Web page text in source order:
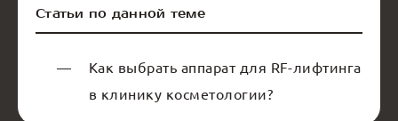
Статьи по данной теме
Как выбрать аппарат для RF-лифтинга
в клинику косметологии?